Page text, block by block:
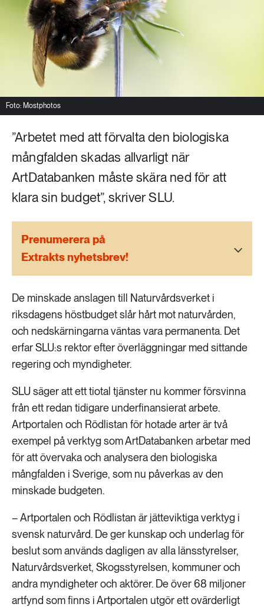
Mat & jordbruk
Skog
Social hållbarhet
Transport
Vatten
252 ARTIKLAR
Landsbygd
939 ARTIKLAR
Livsstil & konsumtion
Mat & jordbruk
262 ARTIKLAR
Skog
360 ARTIKLAR
Transport
473 ARTIKLAR
Vatten
Foto: Mostphotos
”Arbetet med att förvalta den biologiska
mångfalden skadas allvarligt när
ArtDatabanken måste skära ned för att
klara sin budget”, skriver SLU.
Prenumerera på
Extrakts nyhetsbrev!
De minskade anslagen till Naturvårdsverket i
riksdagens höstbudget slår hårt mot naturvården,
och nedskärningarna väntas vara permanenta. Det
erfar SLU:s rektor efter överläggningar med sittande
regering och myndigheter.
SLU säger att ett tiotal tjänster nu kommer försvinna
från ett redan tidigare underfinansierat arbete.
Artportalen och Rödlistan för hotade arter är två
exempel på verktyg som ArtDatabanken arbetar med
för att övervaka och analysera den biologiska
mångfalden i Sverige, som nu påverkas av den
minskade budgeten.
– Artportalen och Rödlistan är jätteviktiga verktyg i
svensk naturvård. De ger kunskap och underlag för
beslut som används dagligen av alla länsstyrelser,
Naturvårdsverket, Skogsstyrelsen, kommuner och
andra myndigheter och aktörer. De över 68 miljoner
artfynd som finns i Artportalen utgör ett ovärderligt